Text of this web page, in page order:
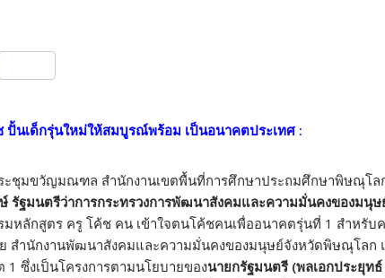
นเด็กรุ่นใหม่ให้สมบูรณ์พร้อม เป็นอนาคตประเทศ :
ชุมขวัญมณฑล สำนักงานเขตพื้นที่การศึกษาประถมศึกษาพิษณุโลก
รัฐมนตรีว่าการกระทรวงการพัฒนาสังคมและความมั่นคงของมนุ
หลักสูตร ครู โค้ช คน เข้าใจตนโค้ชคนเพื่ออนาคตรุ่นที่ 1 สำหรับ
ย สำนักงานพัฒนาสังคมและความมั่นคงของมนุษย์จังหวัดพิษณุโลก
ซึ่งเป็นโครงการตามนโยบายของนายกรัฐมนตรี (พลเอกประยุท